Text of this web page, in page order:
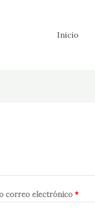
Inicio
correo electrónico *